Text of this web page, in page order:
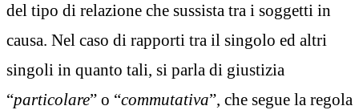
del tipo di relazione che sussista tra i soggetti in
causa. Nel caso di rapporti tra il singolo ed altri
singoli in quanto tali, si parla di giustizia
“particolare” o “commutativa”, che segue la regola